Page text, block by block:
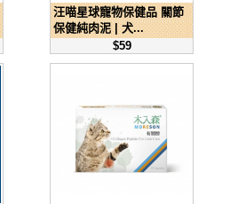
汪喵星球寵物保健品 關節
保健純肉泥 | 犬...
$59